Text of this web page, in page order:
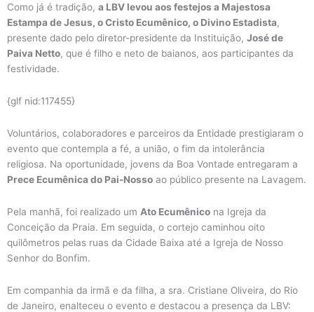
Como já é tradição, a LBV levou aos festejos a Majestosa
Estampa de Jesus, o Cristo Ecumênico, o Divino Estadista,
presente dado pelo diretor-presidente da Instituição, José de
Paiva Netto, que é filho e neto de baianos, aos participantes da
festividade.
{glf nid:117455}
Voluntários, colaboradores e parceiros da Entidade prestigiaram o
evento que contempla a fé, a união, o fim da intolerância
religiosa. Na oportunidade, jovens da Boa Vontade entregaram a
Prece Ecumênica do Pai-Nosso ao público presente na Lavagem.
Pela manhã, foi realizado um Ato Ecumênico na Igreja da
Conceição da Praia. Em seguida, o cortejo caminhou oito
quilômetros pelas ruas da Cidade Baixa até a Igreja de Nosso
Senhor do Bonfim.
Em companhia da irmã e da filha, a sra. Cristiane Oliveira, do Rio
de Janeiro, enalteceu o evento e destacou a presença da LBV: